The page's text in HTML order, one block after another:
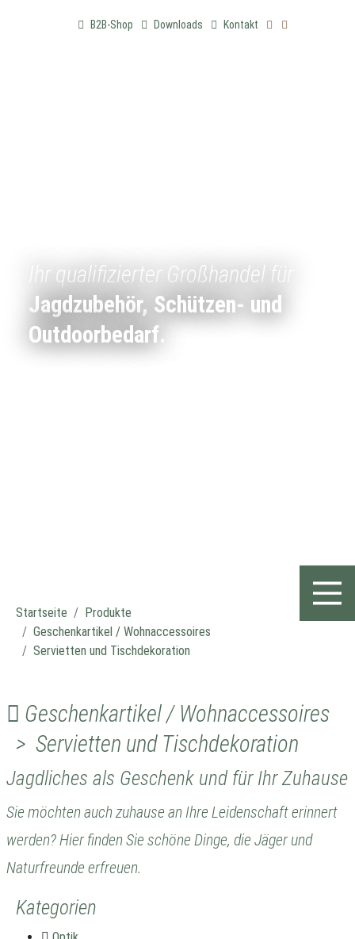
B2B-Shop Downloads Kontakt
Ihr qualifizierter Großhandel für
Jagdzubehör, Schützen- und
Outdoorbedarf.
Startseite
Produkte
Geschenkartikel / Wohnaccessoires
Servietten und Tischdekoration
Geschenkartikel / Wohnaccessoires
> Servietten und Tischdekoration
Jagdliches als Geschenk und für Ihr Zuhause
Sie möchten auch zuhause an Ihre Leidenschaft erinnert
werden? Hier finden Sie schöne Dinge, die Jäger und
Naturfreunde erfreuen.
Kategorien